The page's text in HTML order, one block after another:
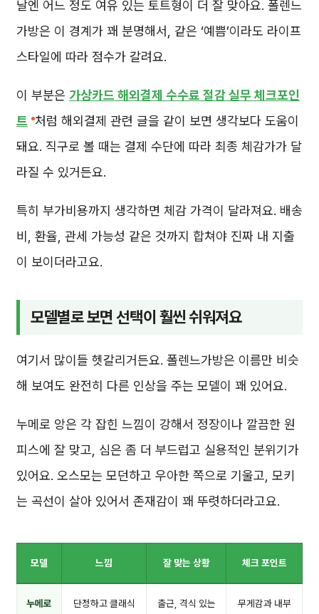
날엔 어느 정도 여유 있는 토트형이 더 잘 맞아요. 폴렌느
가방은 이 경계가 꽤 분명해서, 같은 ‘예쁨’이라도 라이프
스타일에 따라 점수가 갈려요.
이 부분은 가상카드 해외결제 수수료 절감 실무 체크포인
트 처럼 해외결제 관련 글을 같이 보면 생각보다 도움이
돼요. 직구로 볼 때는 결제 수단에 따라 최종 체감가가 달
라질 수 있거든요.
특히 부가비용까지 생각하면 체감 가격이 달라져요. 배송
비, 환율, 관세 가능성 같은 것까지 합쳐야 진짜 내 지출
이 보이더라고요.
모델별로 보면 선택이 훨씬 쉬워져요
여기서 많이들 헷갈리거든요. 폴렌느가방은 이름만 비슷
해 보여도 완전히 다른 인상을 주는 모델이 꽤 있어요.
누메로 앙은 각 잡힌 느낌이 강해서 정장이나 깔끔한 원
피스에 잘 맞고, 심은 좀 더 부드럽고 실용적인 분위기가
있어요. 오스모는 모던하고 우아한 쪽으로 기울고, 모키
는 곡선이 살아 있어서 존재감이 꽤 뚜렷하더라고요.
모델 느낌 잘 맞는 상황 체크 포인트
누메로
단정하고 클래식
출근, 격식 있는
무게감과 내부